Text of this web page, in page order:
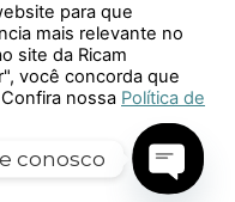
para que
mais relevante no
site da Ricam
você concorda que
nossa Política de
conosco